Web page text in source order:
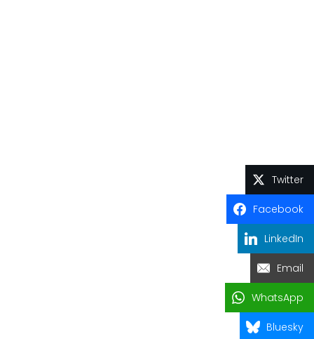
Twitter
Facebook
LinkedIn
Email
WhatsApp
Bluesky